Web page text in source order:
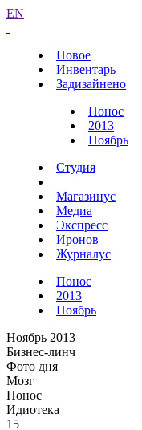
EN
Новое
Инвентарь
Задизайнено
Понос
2013
Ноябрь
Студия
Магазинус
Медиа
Экспресс
Иронов
Журналус
Понос
2013
Ноябрь
Ноябрь 2013
Бизнес-линч
Фото дня
Мозг
Понос
Идиотека
15